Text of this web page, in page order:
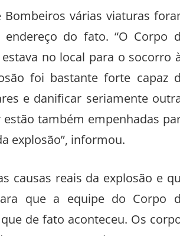
várias viaturas
do fato. “O Corpo
no local para o socorro
foi bastante forte capaz
e danificar seriamente
estão também empenhadas
explosão”, informou.
causas reais da explosão e
que a equipe do Corpo
de fato aconteceu. Os